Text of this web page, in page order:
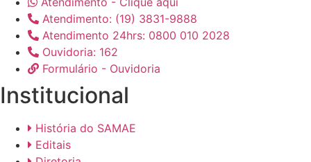
Atendimento: (19) 3831-9888
Atendimento 24hrs: 0800 010 2028
Ouvidoria: 162
Formulário - Ouvidoria
Institucional
História do SAMAE
Editais